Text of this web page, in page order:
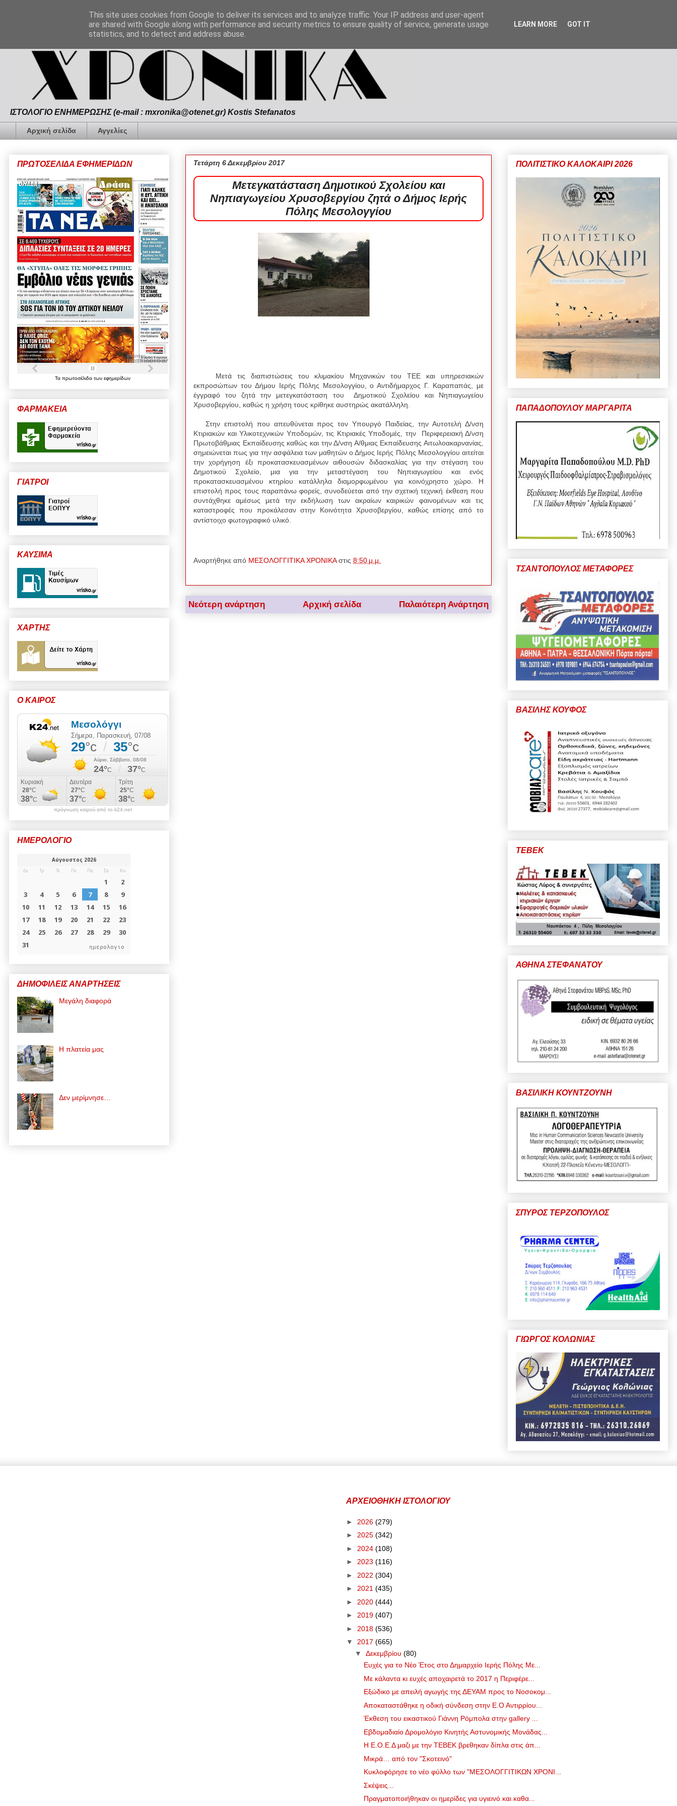
ΙΣΤΟΛΟΓΙΟ ΕΝΗΜΕΡΩΣΗΣ (e-mail : mxronika@otenet.gr) Kostis Stefanatos
Αρχική σελίδα Αγγελίες
Τετάρτη 6 Δεκεμβρίου 2017
Μετεγκατάσταση Δημοτικού Σχολείου και
Νηπιαγωγείου Χρυσοβεργίου ζητά ο Δήμος Ιερής
Πόλης Μεσολογγίου
Μετά τις διαπιστώσεις του κλιμακίου Μηχανικών του ΤΕΕ και υπηρεσιακών
εκπροσώπων του Δήμου Ιερής Πόλης Μεσολογγίου, ο Αντιδήμαρχος Γ. Καραπαπάς, με
έγγραφό τουζητά την μετεγκατάσταση του Δημοτικού Σχολείου και Νηπιαγωγείου
Χρυσοβεργίου, καθώς η χρήση τους κρίθηκε αυστηρώς ακατάλληλη.
Στην επιστολή που απευθύνεται προς τον Υπουργό Παιδείας, την Αυτοτελή Δ/νση
Κτιριακών και Υλικοτεχνικών Υποδομών, τις Κτιριακές Υποδομές, την Περιφερειακή Δ/νση
Πρωτοβάθμιας Εκπαίδευσης καθώς και την Δ/νση Α/θμιας Εκπαίδευσης Αιτωλοακαρνανίας,
σημειώνεται πως για την ασφάλεια των μαθητών ο Δήμος Ιερής Πόλης Μεσολογγίου αιτείται
την χορήγηση έξι προκατασκευασμένων αιθουσών διδασκαλίας για την στέγαση του
Δημοτικού Σχολείο, μια για την μεταστέγαση του Νηπιαγωγείου και ενός
προκατασκευασμένου κτηρίου κατάλληλα διαμορφωμένου για κοινόχρηστο χώρο. Η
επιστολή προς τους παραπάνω φορείς, συνοδεύεται από την σχετική τεχνική έκθεση που
συντάχθηκε αμέσως μετά την εκδήλωση των ακραίων καιρικών φαινομένων και τις
καταστροφές που προκάλεσαν στην Κοινότητα Χρυσοβεργίου, καθώς επίσης από το
αντίστοιχο φωτογραφικό υλικό.
Αναρτήθηκε από ΜΕΣΟΛΟΓΓΙΤΙΚΑ ΧΡΟΝΙΚΑ στις 8:50 μ.μ.
Νεότερη ανάρτηση Παλαιότερη Ανάρτηση
Αρχική σελίδα
ΠΡΩΤΟΣΕΛΙΔΑ ΕΦΗΜΕΡΙΔΩΝ
Τα πρωτοσέλιδα των εφημερίδων
ΦΑΡΜΑΚΕΙΑ
ΓΙΑΤΡΟΙ
ΚΑΥΣΙΜΑ
ΧΑΡΤΗΣ
Ο ΚΑΙΡΟΣ
πρόγνωση καιρού από το k24.net
ΗΜΕΡΟΛΟΓΙΟ
ημερολογιο
ΔΗΜΟΦΙΛΕΙΣ ΑΝΑΡΤΗΣΕΙΣ
Μεγάλη διαφορά
Η πλατεία μας
Δεν μερίμνησε…
ΠΟΛΙΤΙΣΤΙΚΟ ΚΑΛΟΚΑΙΡΙ 2026
ΠΑΠΑΔΟΠΟΥΛΟΥ ΜΑΡΓΑΡΙΤΑ
ΤΣΑΝΤΟΠΟΥΛΟΣ ΜΕΤΑΦΟΡΕΣ
ΒΑΣΙΛΗΣ ΚΟΥΦΟΣ
ΤΕΒΕΚ
ΑΘΗΝΑ ΣΤΕΦΑΝΑΤΟΥ
ΒΑΣΙΛΙΚΗ ΚΟΥΝΤΖΟΥΝΗ
ΣΠΥΡΟΣ ΤΕΡΖΟΠΟΥΛΟΣ
ΓΙΩΡΓΟΣ ΚΟΛΩΝΙΑΣ
ΑΡΧΕΙΟΘΗΚΗ ΙΣΤΟΛΟΓΙΟΥ
► 2026 (279)
► 2025 (342)
► 2024 (108)
► 2023 (116)
► 2022 (304)
► 2021 (435)
► 2020 (444)
► 2019 (407)
► 2018 (536)
▼ 2017 (665)
▼ Δεκεμβρίου (80)
Ευχές για το Νέο Έτος στο Δημαρχείο Ιερής Πόλης Με...
Με κάλαντα κι ευχές αποχαιρετά το 2017 η Περιφέρε...
Εξώδικο με απειλή αγωγής της ΔΕΥΑΜ προς το Νοσοκομ...
Αποκαταστάθηκε η οδική σύνδεση στην Ε.Ο Αντιρρίου...
Έκθεση του εικαστικού Γιάννη Ρόμπολα στην gallery ...
Εβδομαδιαίο Δρομολόγιο Κινητής Αστυνομικής Μονάδας...
Η Ε.Ο.Ε.Δ μαζι με την ΤΕΒΕΚ βρεθηκαν δίπλα στις άπ...
Μικρά… από τον "Σκοτεινό"
Κυκλοφόρησε το νέο φύλλο των "ΜΕΣΟΛΟΓΓΙΤΙΚΩΝ ΧΡΟΝΙ...
Σκέψεις...
Πραγματοποιήθηκαν οι ημερίδες για υγιεινό και καθα...
This site uses cookies from Google to deliver its services and to analyze traffic. Your IP address and user-agent
are shared with Google along with performance and security metrics to ensure quality of service, generate usage
statistics, and to detect and address abuse.
LEARN MORE GOT IT